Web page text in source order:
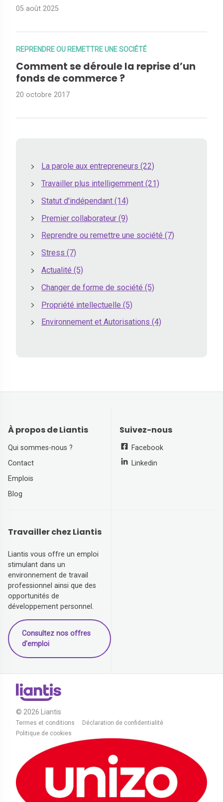
05 août 2025
REPRENDRE OU REMETTRE UNE SOCIÉTÉ
Comment se déroule la reprise d’un
fonds de commerce ?
20 octobre 2017
La parole aux entrepreneurs (22)
Travailler plus intelligemment (21)
Statut d'indépendant (14)
Premier collaborateur (9)
Reprendre ou remettre une société (7)
Stress (7)
Actualité (5)
Changer de forme de société (5)
Propriété intellectuelle (5)
Environnement et Autorisations (4)
À propos de Liantis
Qui sommes-nous ?
Contact
Emplois
Blog
Suivez-nous
Facebook
Linkedin
Travailler chez Liantis
Liantis vous offre un emploi
stimulant dans un
environnement de travail
professionnel ainsi que des
opportunités de
développement personnel.
Consultez nos offres
d’emploi
© 2026 Liantis
Termes et conditions
Déclaration de confidentialité
Politique de cookies